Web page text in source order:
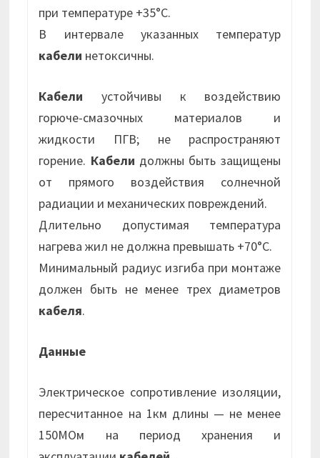
при температуре +35°С.
В интервале указанных температур
кабели нетоксичны.
Кабели устойчивы к воздействию
горюче-смазочных материалов и
жидкости ПГВ; не распространяют
горение. Кабели должны быть защищены
от прямого воздействия солнечной
радиации и механических повреждений.
Длительно допустимая температура
нагрева жил не должна превышать +70°С.
Минимальный радиус изгиба при монтаже
должен быть не менее трех диаметров
кабеля.
Данные
Электрическое сопротивление изоляции,
пересчитанное на 1км длины — не менее
150МОм на период хранения и